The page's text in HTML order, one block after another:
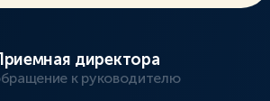
директора
к руководителю